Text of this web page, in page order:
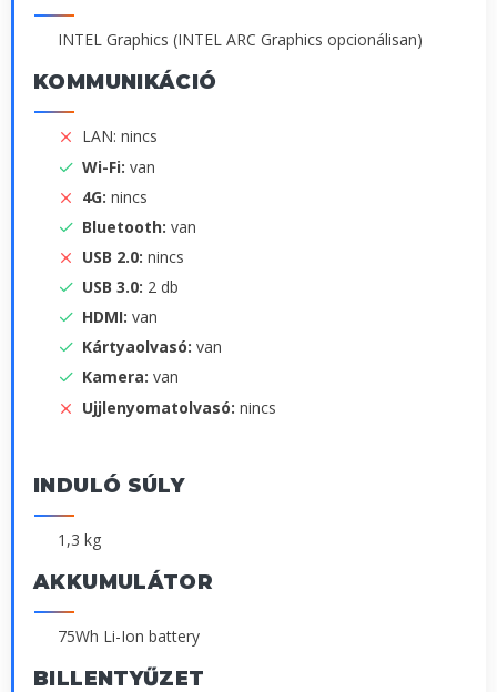
INTEL Graphics (INTEL ARC Graphics opcionálisan)
KOMMUNIKÁCIÓ
LAN: nincs
Wi-Fi: van
4G: nincs
Bluetooth: van
USB 2.0: nincs
USB 3.0: 2 db
HDMI: van
Kártyaolvasó: van
Kamera: van
Ujjlenyomatolvasó: nincs
INDULÓ SÚLY
1,3 kg
AKKUMULÁTOR
75Wh Li-Ion battery
BILLENTYŰZET